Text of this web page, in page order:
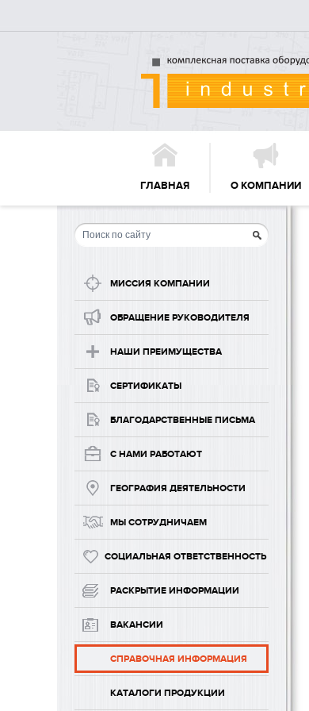
ГЛАВНАЯ О КОМПАНИИ
МИССИЯ КОМПАНИИ
ОБРАЩЕНИЕ РУКОВОДИТЕЛЯ
НАШИ ПРЕИМУЩЕСТВА
СЕРТИФИКАТЫ
БЛАГОДАРСТВЕННЫЕ ПИСЬМА
С НАМИ РАБОТАЮТ
ГЕОГРАФИЯ ДЕЯТЕЛЬНОСТИ
МЫ СОТРУДНИЧАЕМ
СОЦИАЛЬНАЯ ОТВЕТСТВЕННОСТЬ
РАСКРЫТИЕ ИНФОРМАЦИИ
ВАКАНСИИ
СПРАВОЧНАЯ ИНФОРМАЦИЯ
КАТАЛОГИ ПРОДУКЦИИ